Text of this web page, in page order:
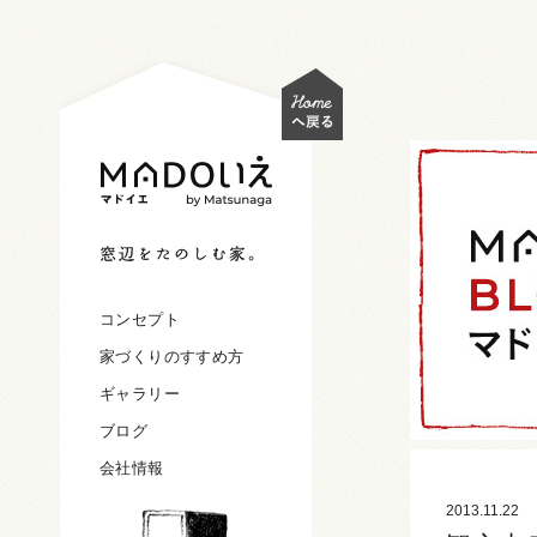
コンセプト
家づくりのすすめ方
ギャラリー
ブログ
会社情報
2013.11.22